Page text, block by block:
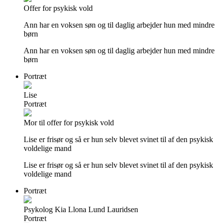
Offer for psykisk vold
Ann har en voksen søn og til daglig arbejder hun med mindre
børn
Ann har en voksen søn og til daglig arbejder hun med mindre
børn
Portræt
Lise
Portræt
Mor til offer for psykisk vold
Lise er frisør og så er hun selv blevet svinet til af den psykisk
voldelige mand
Lise er frisør og så er hun selv blevet svinet til af den psykisk
voldelige mand
Portræt
Psykolog Kia Llona Lund Lauridsen
Portræt